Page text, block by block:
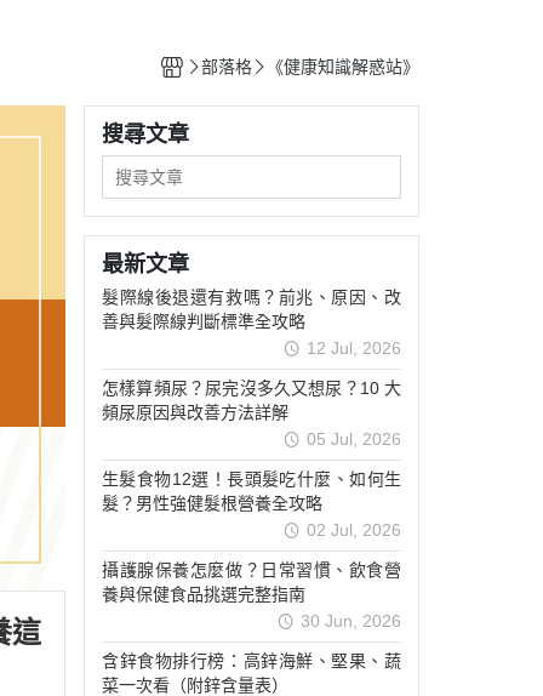
部落格 《健康知識解惑站》
這
搜尋文章
最新文章
髮際線後退還有救嗎？前兆、原因、改
善與髮際線判斷標準全攻略
12 Jul, 2026
怎樣算頻尿？尿完沒多久又想尿？10 大
頻尿原因與改善方法詳解
05 Jul, 2026
生髮食物12選！長頭髮吃什麼、如何生
髮？男性強健髮根營養全攻略
02 Jul, 2026
攝護腺保養怎麼做？日常習慣、飲食營
養與保健食品挑選完整指南
30 Jun, 2026
含鋅食物排行榜：高鋅海鮮、堅果、蔬
菜一次看（附鋅含量表）